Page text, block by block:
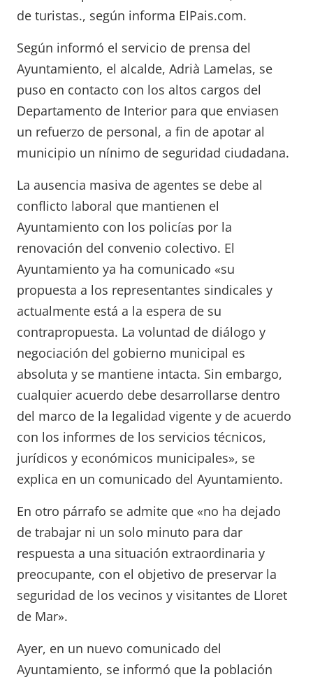
de turistas., según informa ElPais.com.
Según informó el servicio de prensa del
Ayuntamiento, el alcalde, Adrià Lamelas, se
puso en contacto con los altos cargos del
Departamento de Interior para que enviasen
un refuerzo de personal, a fin de apotar al
municipio un nínimo de seguridad ciudadana.
La ausencia masiva de agentes se debe al
conflicto laboral que mantienen el
Ayuntamiento con los policías por la
renovación del convenio colectivo. El
Ayuntamiento ya ha comunicado «su
propuesta a los representantes sindicales y
actualmente está a la espera de su
contrapropuesta. La voluntad de diálogo y
negociación del gobierno municipal es
absoluta y se mantiene intacta. Sin embargo,
cualquier acuerdo debe desarrollarse dentro
del marco de la legalidad vigente y de acuerdo
con los informes de los servicios técnicos,
jurídicos y económicos municipales», se
explica en un comunicado del Ayuntamiento.
En otro párrafo se admite que «no ha dejado
de trabajar ni un solo minuto para dar
respuesta a una situación extraordinaria y
preocupante, con el objetivo de preservar la
seguridad de los vecinos y visitantes de Lloret
de Mar».
Ayer, en un nuevo comunicado del
Ayuntamiento, se informó que la población